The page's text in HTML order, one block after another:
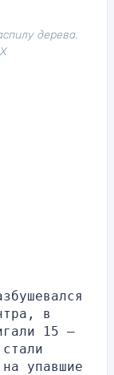
дерева.
в
15 —
упавшие